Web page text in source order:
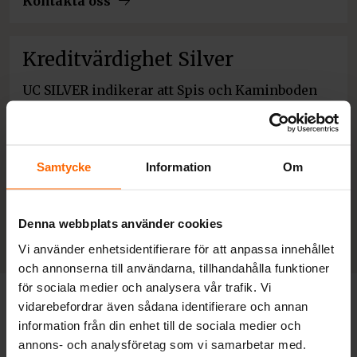
Samtycke Information Om
Denna webbplats använder cookies
Vi använder enhetsidentifierare för att anpassa innehållet
och annonserna till användarna, tillhandahålla funktioner
för sociala medier och analysera vår trafik. Vi
vidarebefordrar även sådana identifierare och annan
information från din enhet till de sociala medier och
annons- och analysföretag som vi samarbetar med.
Kreditvärdighet Silver
UC SILVER indikerar att Spis och Kaminboden
Ab är en trygg och solid partner att göra affärer
med. Kreditbetyget baseras på UC Risk Företag
kreditbedömning...
Frågor och svar